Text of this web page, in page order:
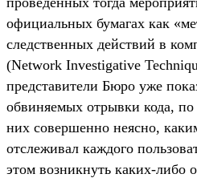
официальных бумагах как
следственных действий в
(Network Investigative
представители Бюро уже
обвиняемых отрывки кода,
них совершенно неясно,
отслеживал каждого
этом возникнуть каких-либо